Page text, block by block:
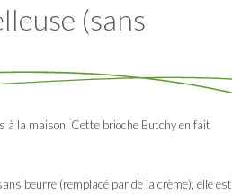
(sans
à la maison. Cette brioche Butchy en fait
beurre (remplacé par de la crème), elle est